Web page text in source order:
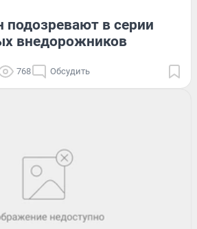
подозревают в серии
внедорожников
768 Обсудить